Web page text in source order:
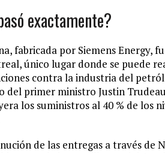
exactamente?
fabricada por Siemens Energy,
único lugar donde se puede
contra la industria del
del primer ministro Justin
los suministros al 40 % de los
de las entregas a través de